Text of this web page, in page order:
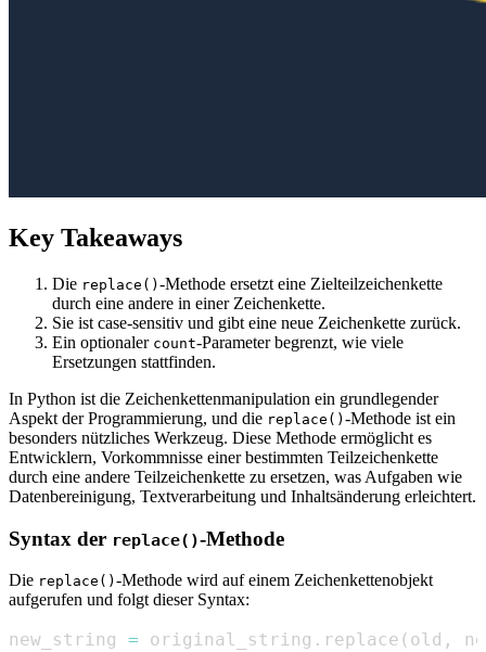
Key Takeaways
Die replace() -Methode ersetzt eine Zielteilzeichenkette
durch eine andere in einer Zeichenkette.
Sie ist case-sensitiv und gibt eine neue Zeichenkette zurück.
Ein optionaler count-Parameter begrenzt, wie viele
Ersetzungen stattfinden.
In Python ist die Zeichenkettenmanipulation ein grundlegender
Aspekt der Programmierung, und die replace() -Methode ist ein
besonders nützliches Werkzeug. Diese Methode ermöglicht es
Entwicklern, Vorkommnisse einer bestimmten Teilzeichenkette
durch eine andere Teilzeichenkette zu ersetzen, was Aufgaben wie
Datenbereinigung, Textverarbeitung und Inhaltsänderung erleichtert.
Syntax der replace()-Methode
Die replace() -Methode wird auf einem Zeichenkettenobjekt
aufgerufen und folgt dieser Syntax:
new_string = original_string . replace ( old ,